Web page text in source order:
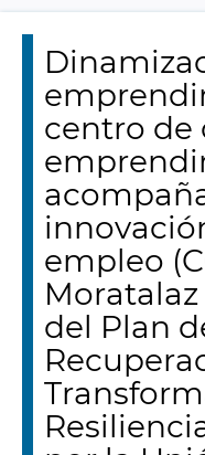
centro de
empleo
del Plan